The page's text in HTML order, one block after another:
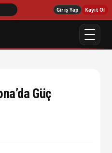
Giriş Yap Kayıt Ol
Güç